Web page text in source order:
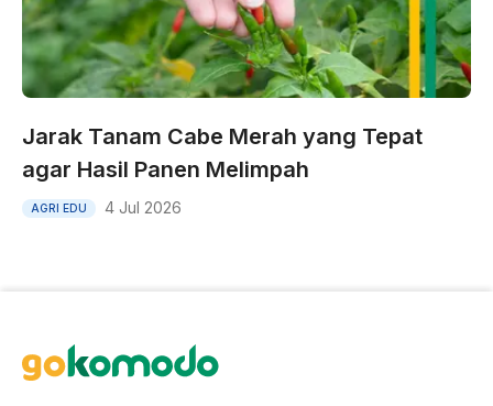
Jarak Tanam Cabe Merah yang Tepat
agar Hasil Panen Melimpah
AGRI EDU 4 Jul 2026